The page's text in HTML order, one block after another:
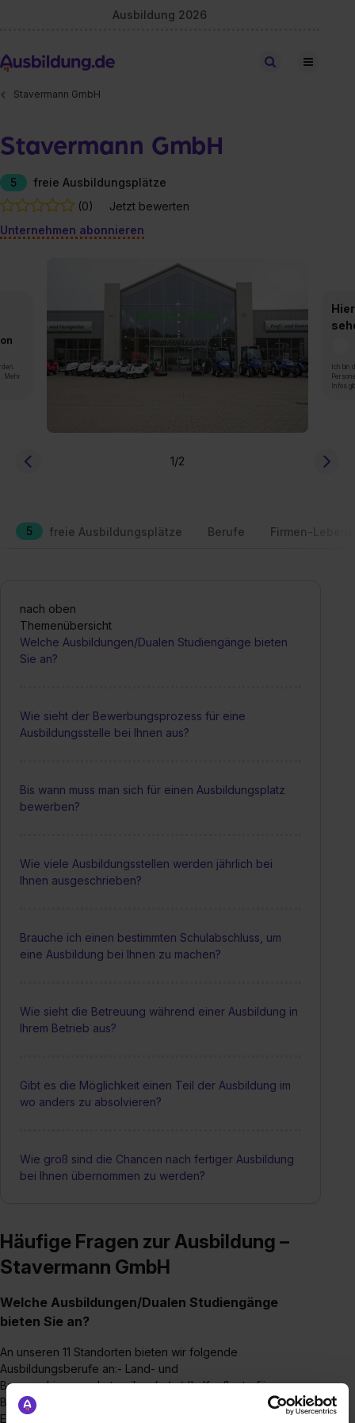
Ausbildung 2026
Stellen finden
Stavermann GmbH
Stavermann GmbH
5
freie Ausbildungsplätze
(0)
Jetzt bewerten
Unternehmen abonnieren
Mehr
Ich
Infos
1/2
5 freie Ausbildungsplätze Berufe Firmen-
nach oben
Themenübersicht
Welche Ausbildungen/Dualen Studiengänge bieten
Sie an?
Wie sieht der Bewerbungsprozess für eine
Ausbildungsstelle bei Ihnen aus?
Bis wann muss man sich für einen Ausbildungsplatz
bewerben?
Wie viele Ausbildungsstellen werden jährlich bei
Ihnen ausgeschrieben?
Brauche ich einen bestimmten Schulabschluss, um
eine Ausbildung bei Ihnen zu machen?
Wie sieht die Betreuung während einer Ausbildung in
Ihrem Betrieb aus?
Gibt es die Möglichkeit einen Teil der Ausbildung im
wo anders zu absolvieren?
Wie groß sind die Chancen nach fertiger Ausbildung
bei Ihnen übernommen zu werden?
Häufige Fragen zur Ausbildung –
Stavermann GmbH
Welche Ausbildungen/Dualen Studiengänge
bieten Sie an?
An unseren 11 Standorten bieten wir folgende
Ausbildungsberufe an:- Land- und
Baumaschinenmechatroniker (m/w/d)- Kaufleute für
Büromanagement - Fachkraft für Lagerlogistik-
Einzelhandelskaufleute- Zweiradmechatroniker (m/w/d) *nur